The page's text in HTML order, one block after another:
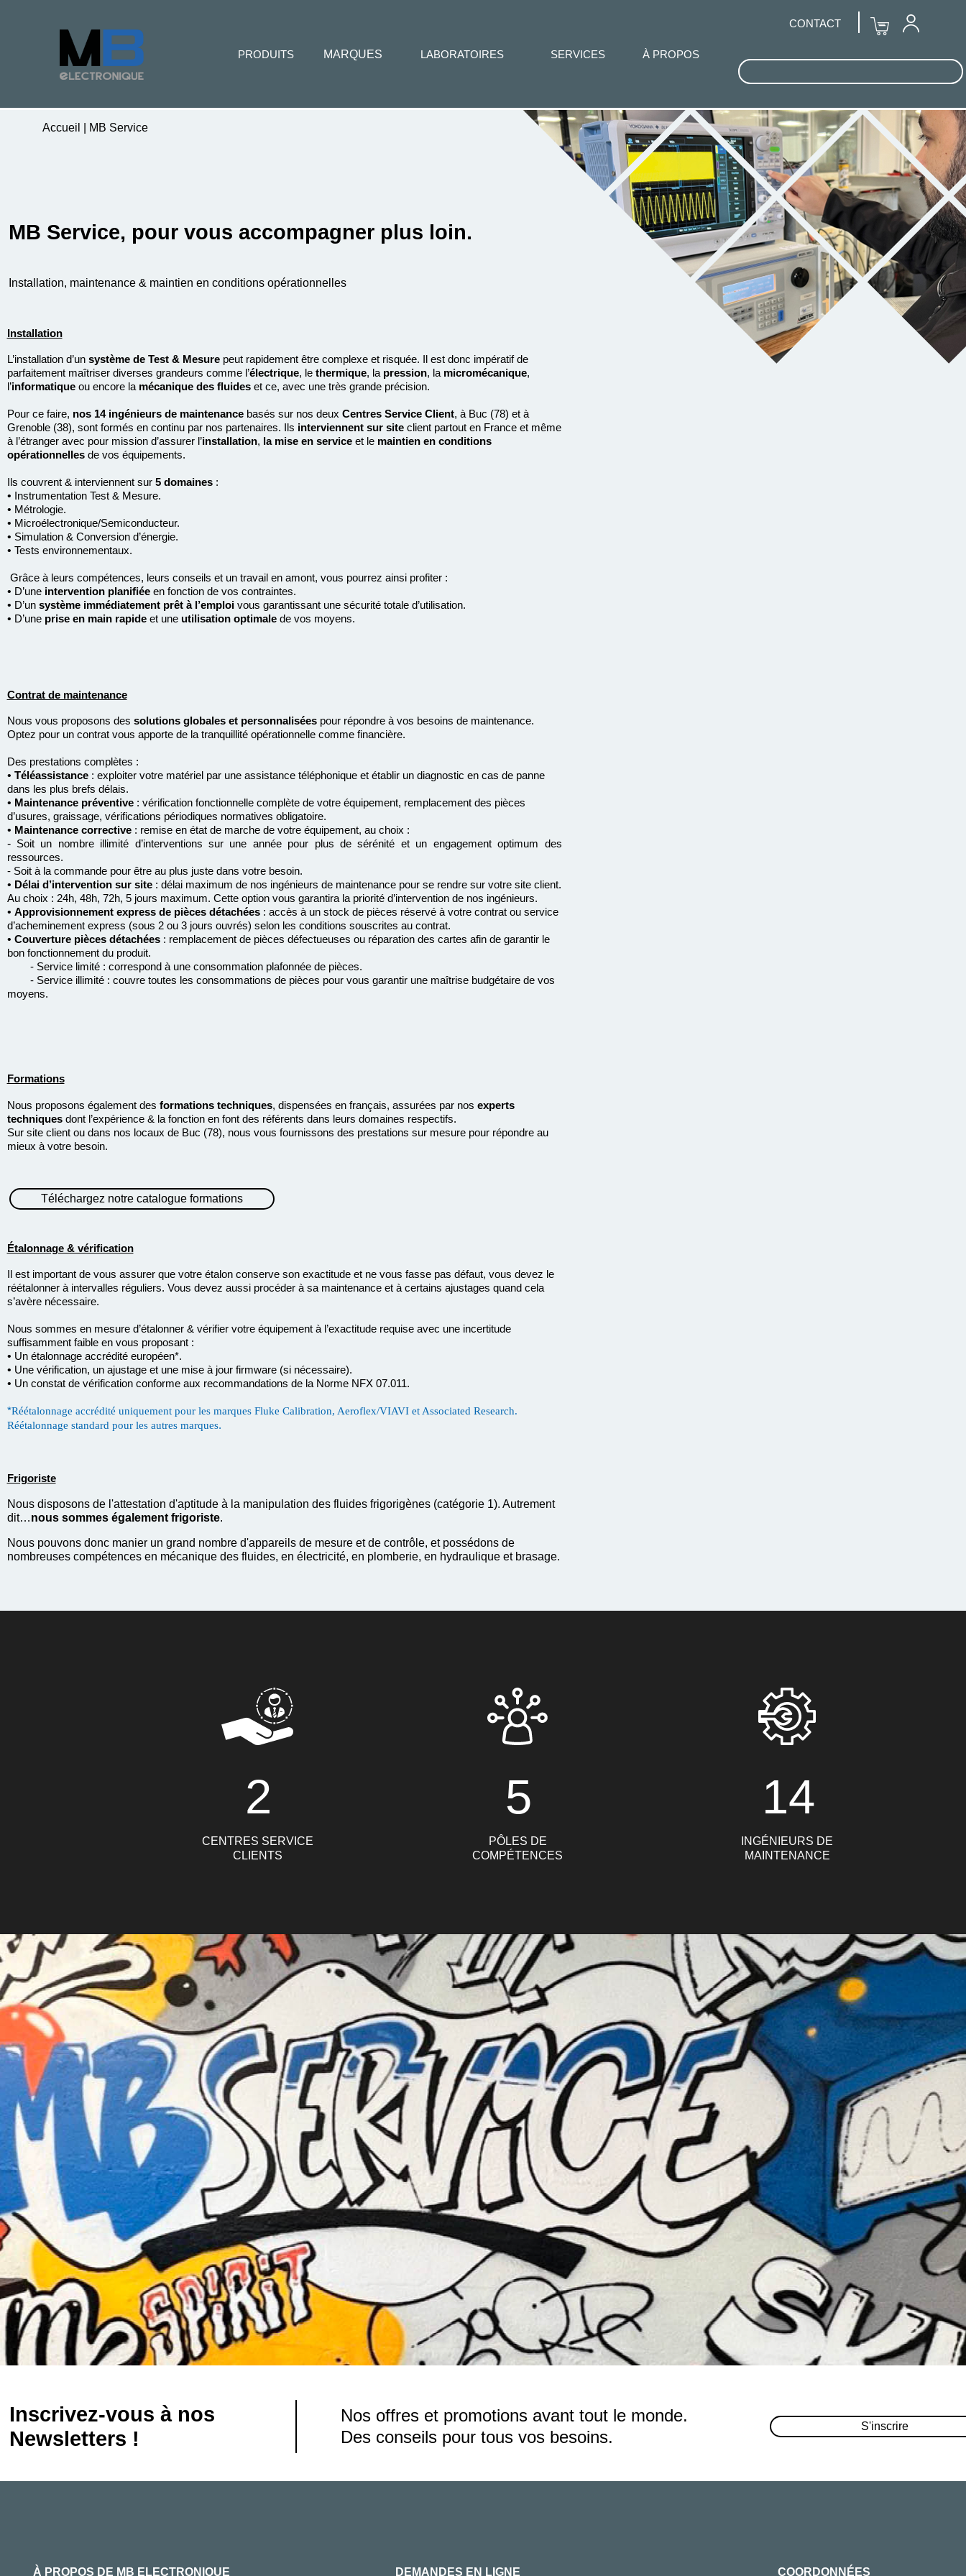
Accueil MB Service
MB Service, pour vous accompagner plus loin.
Installation, maintenance & maintien en conditions opérationnelles
Installation
L’installation d’un système de Test & Mesurepeut rapidement être complexe et risquée. Il est donc impératif de
parfaitement maîtriser diverses grandeurs comme l’électrique, le thermique, la pression, la micromécanique,
l’informatiqueou encore la mécanique des fluideset ce, avec une très grande précision.
Pour ce faire, nos 14 ingénieurs de maintenancebasés sur nos deux Centres Service Client, à Buc (78) et à
Grenoble (38), sont formés en continu par nos partenaires. Ils interviennent sur siteclient partout en France et même
à l’étranger avec pour mission d’assurer l’installation, la mise en serviceet le maintien en conditions
opérationnellesde vos équipements.
Ils couvrent & interviennent sur 5 domaines:
• Instrumentation Test & Mesure.
• Métrologie.
• Microélectronique/Semiconducteur.
• Simulation & Conversion d’énergie.
• Tests environnementaux.
Grâce à leurs compétences, leurs conseils et un travail en amont, vous pourrez ainsi profiter :
• D’une intervention planifiéeen fonction de vos contraintes.
• D’un système immédiatement prêt à l’emploivous garantissant une sécurité totale d’utilisation.
• D’une prise en main rapideet une utilisation optimalede vos moyens.
Contrat de maintenance
Nous vous proposons des solutions globales et personnaliséespour répondre à vos besoins de maintenance.
Optez pour un contrat vous apporte de la tranquillité opérationnelle comme financière.
Des prestations complètes :
• Téléassistance: exploiter votre matériel par une assistance téléphonique et établir un diagnostic en cas de panne
dans les plus brefs délais.
• Maintenance préventive : vérification fonctionnelle complète de votre équipement, remplacement des pièces
d’usures, graissage, vérifications périodiques normatives obligatoire.
• Maintenance corrective: remise en état de marche de votre équipement, au choix :
-Soit un nombre illimité d’interventions sur une année pour plus de sérénité et un engagement optimum des
ressources.
- Soit à la commande pour être au plus juste dans votre besoin.
• Délai d’intervention sur site: délai maximum de nos ingénieurs de maintenance pour se rendre sur votre site client.
Au choix : 24h, 48h, 72h, 5 jours maximum. Cette option vous garantira la priorité d’intervention de nos ingénieurs.
• Approvisionnement express de pièces détachées: accès à un stock de pièces réservé à votre contrat ou service
d’acheminement express (sous 2 ou 3 jours ouvrés) selon les conditions souscrites au contrat.
• Couverture pièces détachées: remplacement de pièces défectueuses ou réparation des cartes afin de garantir le
bon fonctionnement du produit.
- Service limité : correspond à une consommation plafonnée de pièces.
- Service illimité : couvre toutes les consommations de pièces pour vous garantir une maîtrise budgétaire de vos
moyens.
Formations
Nous proposons également des formations techniques, dispensées en français, assurées par nos experts
techniquesdont l’expérience & la fonction en font des référents dans leurs domaines respectifs.
Sur site client ou dans nos locaux de Buc (78), nous vous fournissons des prestations sur mesure pour répondre au
mieux à votre besoin.
Étalonnage & vérification
Il est important de vous assurer que votre étalon conserve son exactitude et ne vous fasse pas défaut, vous devez le
réétalonner à intervalles réguliers. Vous devez aussi procéder à sa maintenance et à certains ajustages quand cela
s’avère nécessaire.
Nous sommes en mesure d’étalonner & vérifier votre équipement à l’exactitude requise avec une incertitude
suffisamment faible en vous proposant :
• Un étalonnage accrédité européen*.
• Une vérification, un ajustage et une mise à jour firmware (si nécessaire).
• Un constat de vérification conforme aux recommandations de la Norme NFX 07.011.
*Réétalonnage accrédité uniquement pour les marques Fluke Calibration, Aeroflex/VIAVI et Associated Research.
Réétalonnage standard pour les autres marques.
Frigoriste
Nous disposons de l'attestation d'aptitude à la manipulation des fluides frigorigènes (catégorie 1). Autrement
dit…nous sommes également frigoriste.
Nous pouvons donc manier un grand nombre d'appareils de mesure et de contrôle, et possédons de
nombreuses compétences en mécanique des fluides, en électricité, en plomberie, en hydraulique et brasage.
Téléchargez notre catalogue formations
CENTRES SERVICE
CLIENTS
PÔLES DE
COMPÉTENCES
INGÉNIEURS DE
MAINTENANCE
2 5 14
Inscrivez-vous à nos
Newsletters !
Nos offres et promotions avant tout le monde.
Des conseils pour tous vos besoins.
S'inscrire
À PROPOS DE MB ELECTRONIQUE DEMANDES EN LIGNE COORDONNÉES
CONTACT
PRODUITS MARQUES LABORATOIRES SERVICES À PROPOS